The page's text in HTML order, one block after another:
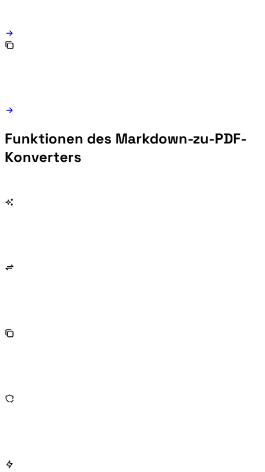
Funktionen des Markdown-zu-PDF-
Konverters